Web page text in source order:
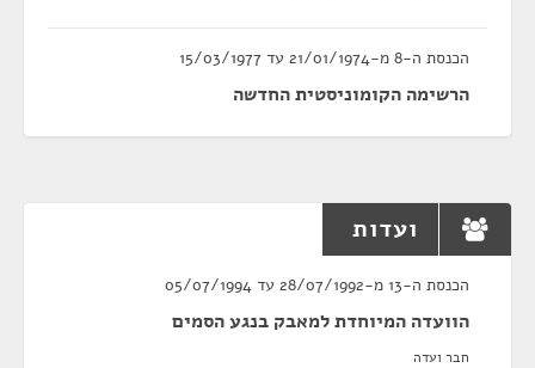
הכנסת ה-8 מ-21/01/1974 עד 15/03/1977
הרשימה הקומוניסטית החדשה
ועדות
הכנסת ה-13 מ-28/07/1992 עד 05/07/1994
הוועדה המיוחדת למאבק בנגע הסמים
חבר ועדה